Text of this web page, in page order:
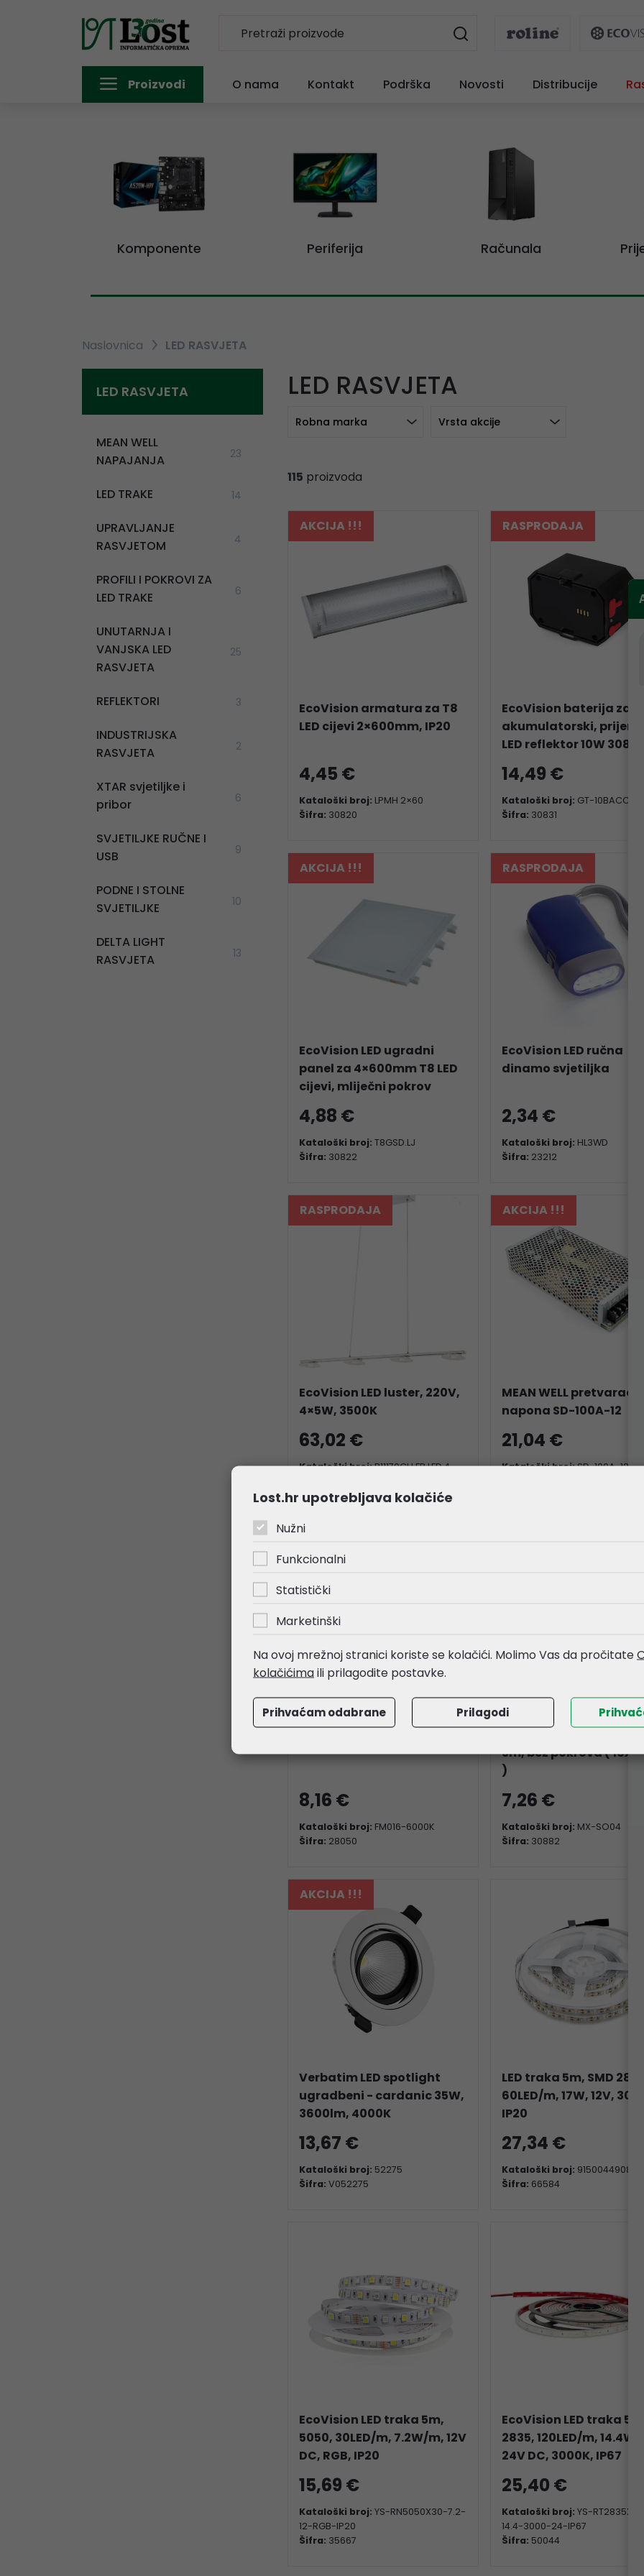
Proizvodi O nama Kontakt Podrška Novosti Distribucije
Komponente Periferija Računala
Naslovnica LED RASVJETA
LED RASVJETA
MEAN WELL
NAPAJANJA
23
LED TRAKE 14
UPRAVLJANJE
RASVJETOM
4
PROFILI I POKROVI ZA
LED TRAKE
6
UNUTARNJA I
VANJSKA LED
RASVJETA
25
REFLEKTORI 3
INDUSTRIJSKA
RASVJETA
2
XTAR svjetiljke i
pribor
6
SVJETILJKE RUČNE I
USB
9
PODNE I STOLNE
SVJETILJKE
10
DELTA LIGHT
RASVJETA
13
LED RASVJETA
Robna marka Vrsta akcije
115 proizvoda
AKCIJA !!!
EcoVision armatura za T8
LED cijevi 2×600mm, IP20
4,45 €
Kataloški broj: LPMH 2×60
Šifra: 30820
RASPRODAJA
EcoVision baterija za
akumulatorski,
LED reflektor 10W 30829
14,49 €
Kataloški broj: GT-10BACC
Šifra: 30831
AKCIJA !!!
EcoVision LED ugradni
panel za 4×600mm T8 LED
cijevi, mliječni pokrov
4,88 €
Kataloški broj: T8GSD.LJ
Šifra: 30822
RASPRODAJA
EcoVision LED ručna
dinamo svjetiljka
2,34 €
Kataloški broj: HL3WD
Šifra: 23212
RASPRODAJA
EcoVision LED luster, 220V,
4×5W, 3500K
63,02 €
Kataloški broj:P11170CH.FR.LED.4
AKCIJA !!!
MEAN WELL pretvarač
napona SD-100A-12
21,04 €
Kataloški broj:SD-100A-12
AKCIJA !!!
EcoVision LED reflektor PRO
8,16 €
Kataloški broj: FM016-6000K
Šifra: 28050
EcoVision HOME line
3m, bez pokrova (
)
7,26 €
Kataloški broj: MX-SO04
Šifra: 30882
AKCIJA !!!
Verbatim LED spotlight
ugradbeni - cardanic 35W,
3600lm, 4000K
13,67 €
Kataloški broj: 52275
Šifra: V052275
LED traka 5m, SMD 2835,
60LED/m, 17W, 12V,
IP20
27,34 €
Kataloški broj: 9150044908
Šifra: 66584
EcoVision LED traka 5m,
5050, 30LED/m, 7.2W/m, 12V
DC, RGB, IP20
15,69 €
Kataloški broj: YS-RN5050X30-7.2-
12-RGB-IP20
Šifra: 35667
EcoVision LED traka 5m,
2835, 120LED/m, 14.4W/
24V DC, 3000K, IP67
25,40 €
Kataloški broj: YS-
14.4-3000-24-IP67
Šifra: 50044
Lost.hr upotrebljava kolačiće
Nužni
Funkcionalni
Statistički
Marketinški
Na ovoj mrežnoj stranici koriste se kolačići. Molimo Vas da pročitate
kolačićimaili prilagodite postavke.
Prihvaćam odabrane Prilagodi